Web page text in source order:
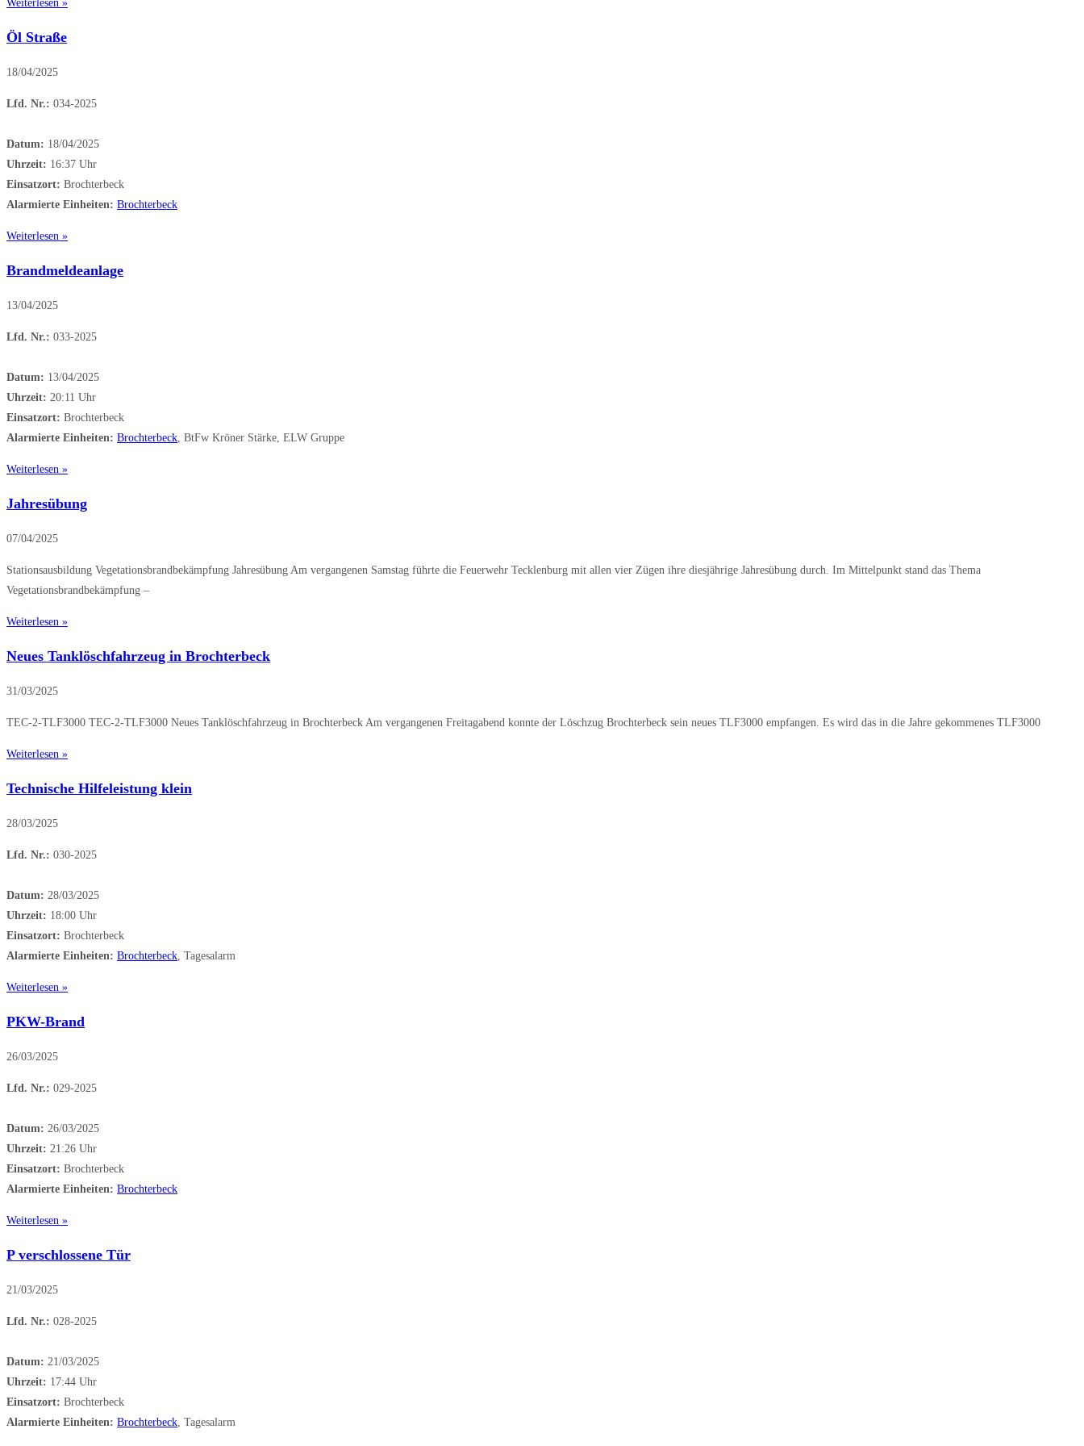
Weiterlesen »
Öl Straße
18/04/2025
Lfd. Nr.: 034-2025
Datum: 18/04/2025
Uhrzeit: 16:37 Uhr
Einsatzort: Brochterbeck
Alarmierte Einheiten: Brochterbeck
Weiterlesen »
Brandmeldeanlage
13/04/2025
Lfd. Nr.: 033-2025
Datum: 13/04/2025
Uhrzeit: 20:11 Uhr
Einsatzort: Brochterbeck
Alarmierte Einheiten: Brochterbeck , BtFw Kröner Stärke, ELW Gruppe
Weiterlesen »
Jahresübung
07/04/2025
Stationsausbildung Vegetationsbrandbekämpfung Jahresübung Am vergangenen Samstag führte die Feuerwehr Tecklenburg mit allen vier Zügen ihre diesjährige Jahresübung durch. Im Mittelpunkt stand das Thema
Vegetationsbrandbekämpfung –
Weiterlesen »
Neues Tanklöschfahrzeug in Brochterbeck
31/03/2025
TEC-2-TLF3000 TEC-2-TLF3000 Neues Tanklöschfahrzeug in Brochterbeck Am vergangenen Freitagabend konnte der Löschzug Brochterbeck sein neues TLF3000 empfangen. Es wird das in die Jahre gekommenes TLF3000
Weiterlesen »
Technische Hilfeleistung klein
28/03/2025
Lfd. Nr.: 030-2025
Datum: 28/03/2025
Uhrzeit: 18:00 Uhr
Einsatzort: Brochterbeck
Alarmierte Einheiten: Brochterbeck , Tagesalarm
Weiterlesen »
PKW-Brand
26/03/2025
Lfd. Nr.: 029-2025
Datum: 26/03/2025
Uhrzeit: 21:26 Uhr
Einsatzort: Brochterbeck
Alarmierte Einheiten: Brochterbeck
Weiterlesen »
P verschlossene Tür
21/03/2025
Lfd. Nr.: 028-2025
Datum: 21/03/2025
Uhrzeit: 17:44 Uhr
Einsatzort: Brochterbeck
Alarmierte Einheiten: Brochterbeck , Tagesalarm